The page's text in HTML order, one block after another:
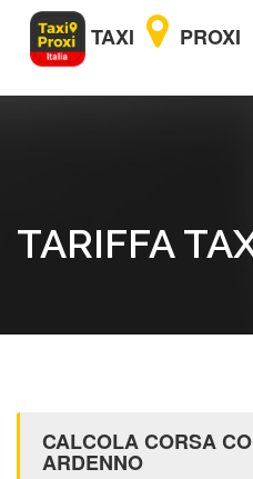
TAXI PROXI
TARIFFA
CALCOLA CORSA
ARDENNO